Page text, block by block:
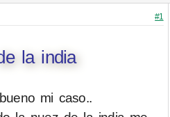
#1
la india
mi caso..